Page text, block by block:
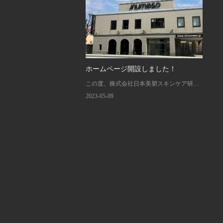
ホームページ開設しました！
この度、株式会社日本美塑スキンケア研究
センターの公式ホームページを開設いたし
2023-05-09